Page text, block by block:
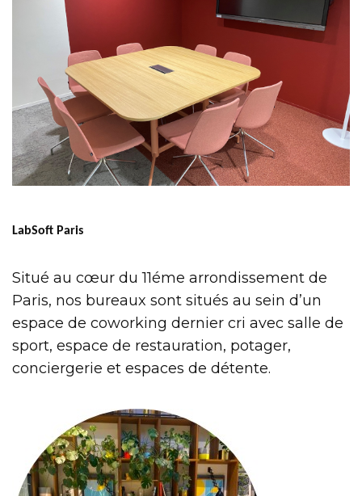
LabSoft Paris
Situé au cœur du 11éme arrondissement de
Paris, nos bureaux sont situés au sein d’un
espace de coworking dernier cri avec salle de
sport, espace de restauration, potager,
conciergerie et espaces de détente.